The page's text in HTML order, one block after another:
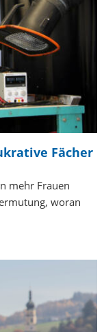
Fächer
mehr Frauen
woran